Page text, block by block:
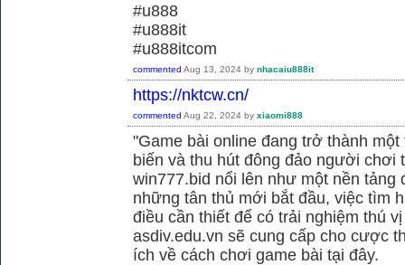
#u888
#u888it
#u888itcom
commented Aug 13, 2024 by nhacaiu888it
https://nktcw.cn/
commented Aug 22, 2024 by xiaomi888
"Game bài online đang trở thành
biến và thu hút đông đảo người chơi
win777.bid nổi lên như một nền
những tân thủ mới bắt đầu, việc tìm
điều cần thiết để có trải nghiệm thú
asdiv.edu.vn sẽ cung cấp cho cược
ích về cách chơi game bài tại đây.